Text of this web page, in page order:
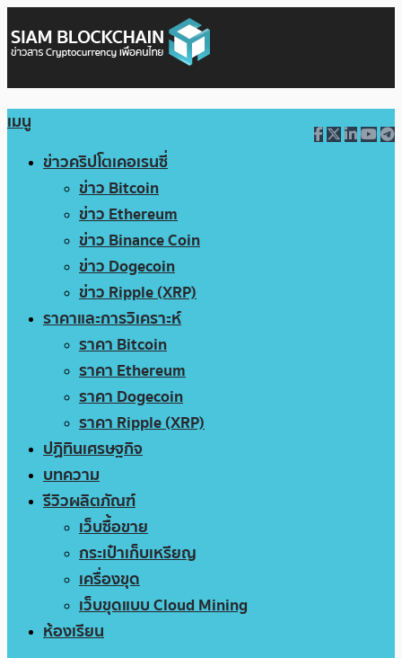
เมนู
ข่าวคริปโตเคอเรนซี่
ข่าว Bitcoin
ข่าว Ethereum
ข่าว Binance Coin
ข่าว Dogecoin
ข่าว Ripple (XRP)
ราคาและการวิเคราะห์
ราคา Bitcoin
ราคา Ethereum
ราคา Dogecoin
ราคา Ripple (XRP)
ปฏิทินเศรษฐกิจ
บทความ
รีวิวผลิตภัณฑ์
เว็บซื้อขาย
กระเป๋าเก็บเหรียญ
เครื่องขุด
เว็บขุดแบบ Cloud Mining
ห้องเรียน